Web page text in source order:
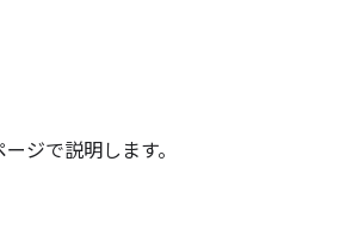
ジで説明します。